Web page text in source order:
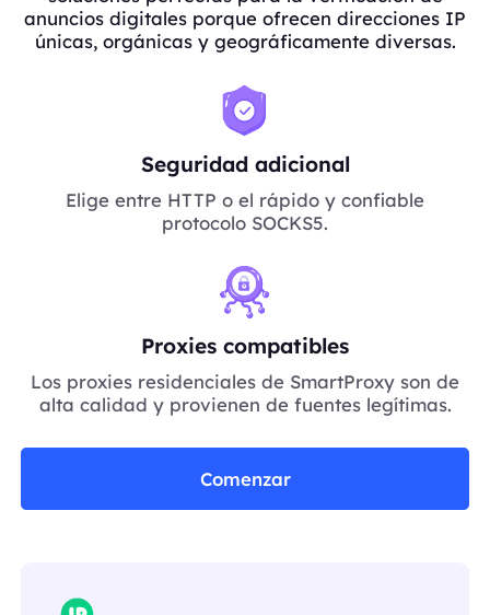
anuncios digitales porque ofrecen direcciones IP
únicas, orgánicas y geográficamente diversas.
Seguridad adicional
Elige entre HTTP o el rápido y confiable
protocolo SOCKS5.
Proxies compatibles
Los proxies residenciales de SmartProxy son de
alta calidad y provienen de fuentes legítimas.
Comenzar